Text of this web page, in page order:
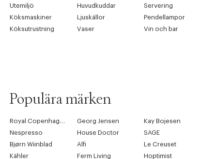
Utemiljö
Huvudkuddar
Servering
Köksmaskiner
Ljuskällor
Pendellampor
Köksutrustning
Vaser Vin och bar
Populära märken
Royal Copenhagen Georg Jensen
Kay Bojesen
Nespresso
House Doctor
SAGE
Bjørn Wiinblad
Alfi
Le Creuset
Kähler
Ferm Living
Hoptimist